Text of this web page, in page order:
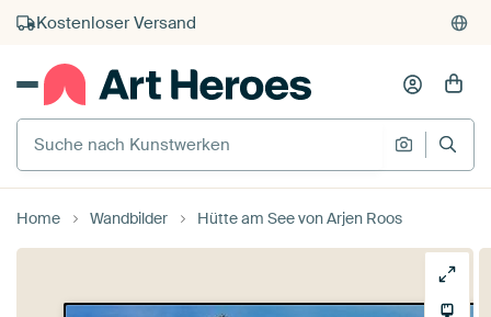
Kauf auf Rechnung
Individueller Druck auf Bestellung
Suche nach Kunstwerken
Suche
Home Wandbilder Hütte am See von Arjen Roos